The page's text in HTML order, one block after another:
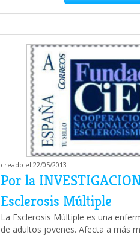
creado el 22/05/2013
Por la
Esclerosis Múltiple
La Esclerosis Múltiple es una
de adultos jovenes. Afecta a más